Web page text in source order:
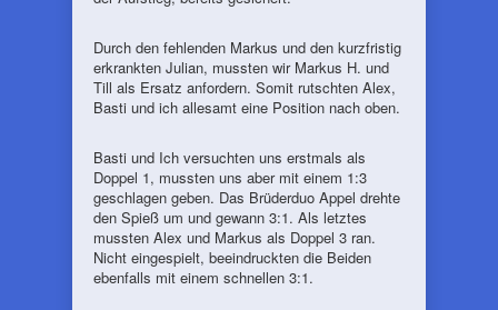
Durch den fehlenden Markus und den kurzfristig
erkrankten Julian, mussten wir Markus H. und
Till als Ersatz anfordern. Somit rutschten Alex,
Basti und ich allesamt eine Position nach oben.
Basti und Ich versuchten uns erstmals als
Doppel 1, mussten uns aber mit einem 1:3
geschlagen geben. Das Brüderduo Appel drehte
den Spieß um und gewann 3:1. Als letztes
mussten Alex und Markus als Doppel 3 ran.
Nicht eingespielt, beeindruckten die Beiden
ebenfalls mit einem schnellen 3:1.